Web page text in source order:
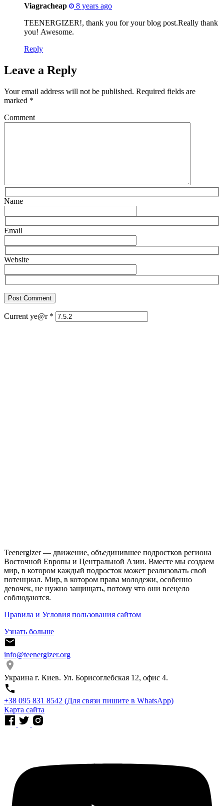
Viagracheap
8 years ago
TEENERGIZER!, thank you for your blog post.Really thank
you! Awesome.
Reply
Leave a Reply
Your email address will not be published. Required fields are
marked *
Comment
Name
Email
Website
Current ye@r *
Teenergizer — движение, объединившее подростков региона
Восточной Европы и Центральной Азии. Вместе мы создаем
мир, в котором каждый подросток может реализовать свой
потенциал. Мир, в котором права молодежи, особенно
девочек, не нужно защищать, потому что они всецело
соблюдаются.
Правила и Условия пользования сайтом
Узнать больше
info@teenergizer.org
Украина г. Киев. Ул. Борисоглебская 12, офис 4.
⁨+38 095 831 8542⁩ (Для связи пишите в WhatsApp)
Карта сайта